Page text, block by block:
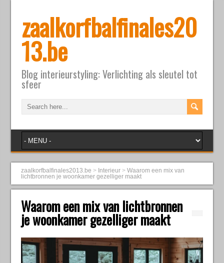
zaalkorfbalfinales20
13.be
Blog interieurstyling: Verlichting als sleutel tot
sfeer
zaalkorfbalfinales2013.be > Interieur >Waarom een mix van
lichtbronnen je woonkamer gezelliger maakt
Waarom een mix van lichtbronnen
je woonkamer gezelliger maakt